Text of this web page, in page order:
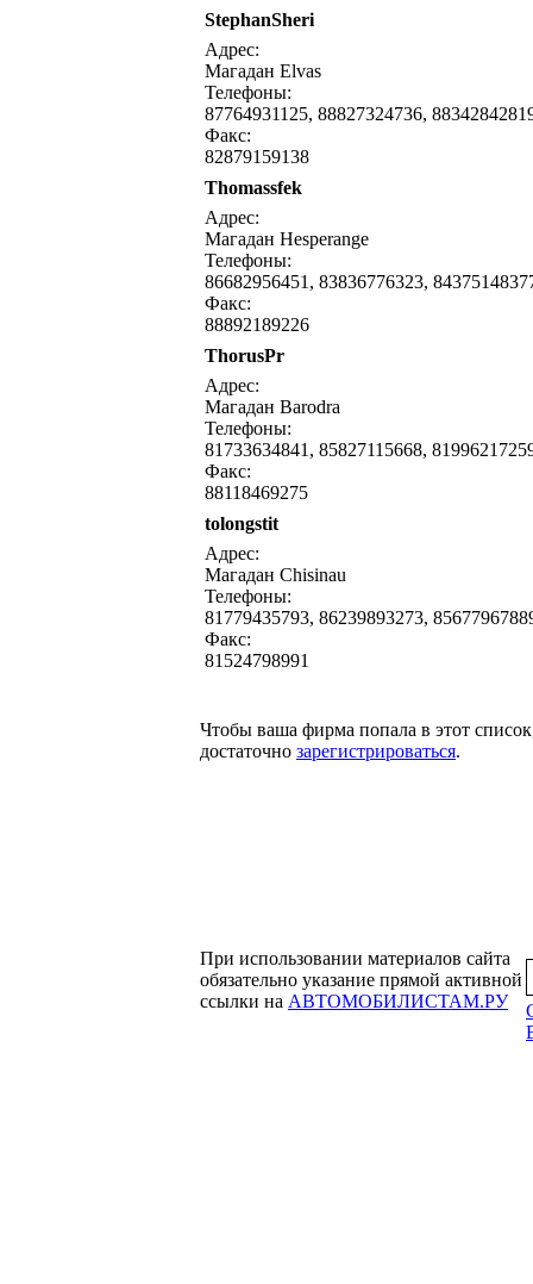
StephanSheri
Адрес:
Магадан Elvas
Телефоны:
87764931125, 88827324736,
Факс:
82879159138
Thomassfek
Адрес:
Магадан Hesperange
Телефоны:
86682956451, 83836776323,
Факс:
88892189226
ThorusPr
Адрес:
Магадан Barodra
Телефоны:
81733634841, 85827115668,
Факс:
88118469275
tolongstit
Адрес:
Магадан Chisinau
Телефоны:
81779435793, 86239893273,
Факс:
81524798991
Чтобы ваша фирма попала в этот
достаточно зарегистрироваться.
При использовании материалов сайта
обязательно указание прямой активной
ссылки на АВТОМОБИЛИСТАМ.РУ